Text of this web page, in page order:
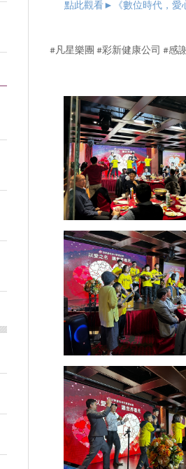
點此觀看►
《數位時代，
#凡星樂團 #彩新健康公司 #感